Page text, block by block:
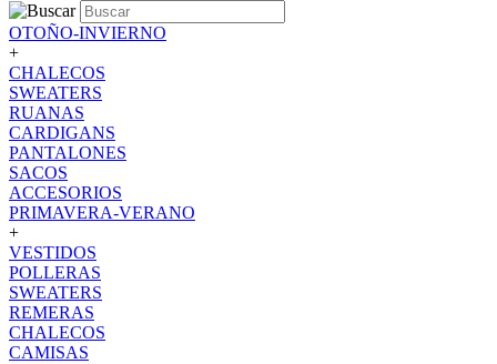
OTOÑO-INVIERNO
+
CHALECOS
SWEATERS
RUANAS
CARDIGANS
PANTALONES
SACOS
ACCESORIOS
PRIMAVERA-VERANO
+
VESTIDOS
POLLERAS
SWEATERS
REMERAS
CHALECOS
CAMISAS